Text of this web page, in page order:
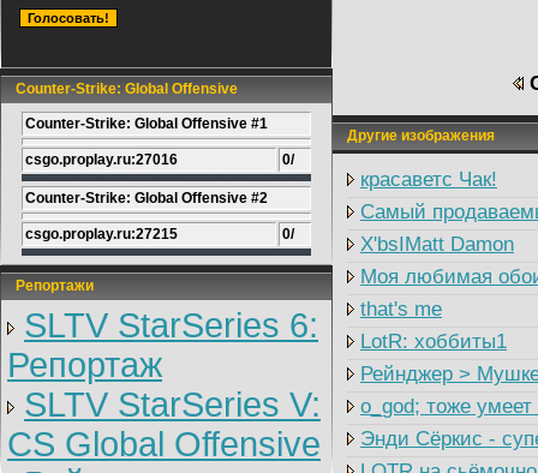
Counter-Strike: Global Offensive
Counter-Strike: Global Offensive #1
csgo.proplay.ru:27016 0/
Counter-Strike: Global Offensive #2
csgo.proplay.ru:27215 0/
Репортажи
SLTV StarSeries 6:
Репортаж
SLTV StarSeries V:
CS Global Offensive
Другие изображения
красаветс Чак!
Самый
X'bsIMatt Damon
Моя любимая
that's me
LotR: хоббиты1
Рейнджер >
о_god; тоже
Энди Сёркис -